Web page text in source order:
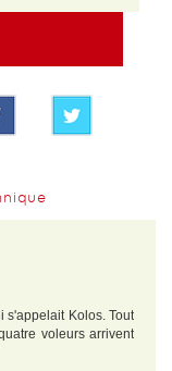
s'appelait Kolos. Tout
voleurs arrivent